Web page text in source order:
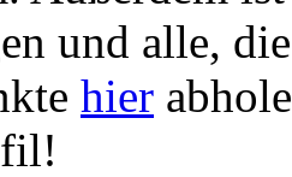
und alle,
hier